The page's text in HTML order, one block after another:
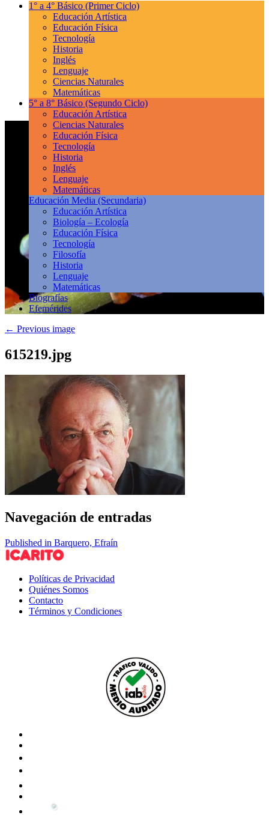
1° a 4° Básico (Primer Ciclo)
Educación Artística
Educación Física
Tecnología
Historia
Inglés
Lenguaje
Ciencias Naturales
Matemáticas
5° a 8° Básico (Segundo Ciclo)
Educación Artística
Ciencias Naturales
Educación Física
Tecnología
Historia
Inglés
Lenguaje
Matemáticas
Educación Media (Secundaria)
Educación Artística
Biología – Ecología
Educación Física
Tecnología
Filosofía
Historia
Lenguaje
Matemáticas
Biografías
Efemérides
← Previous image
615219.jpg
Navegación de entradas
Published in Barquero, Efraín
Políticas de Privacidad
Quiénes Somos
Contacto
Términos y Condiciones